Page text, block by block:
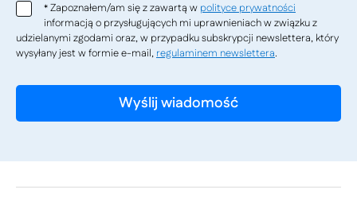
*Zapoznałem/am się z zawartą w polityce prywatności
informacją o przysługujących mi uprawnieniach w związku z
udzielanymi zgodami oraz, w przypadku subskrypcji newslettera, który
wysyłany jest w formie e-mail, regulaminem newslettera.